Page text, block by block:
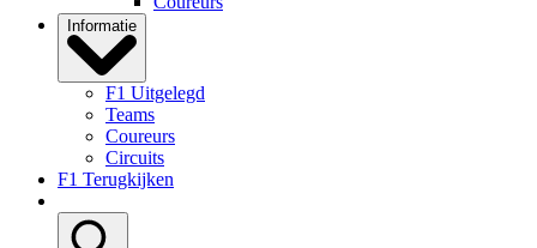
Informatie
F1 Uitgelegd
Teams
Coureurs
Circuits
F1 Terugkijken